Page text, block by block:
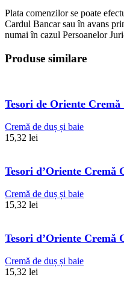
Plata comenzilor se poate
Cardul Bancar sau în avans
numai în cazul Persoanelor
Produse similare
Tesori de Oriente
Cremă de duș și baie
15,32 lei
Tesori d’Oriente Cremă
Cremă de duș și baie
15,32 lei
Tesori d’Oriente Cremă
Cremă de duș și baie
15,32 lei